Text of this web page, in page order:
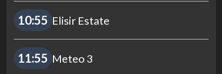
10:55 Elisir Estate
11:55 Meteo 3